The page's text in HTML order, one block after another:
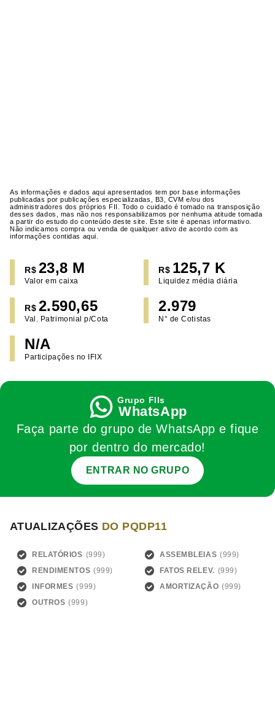
As informações e dados aqui apresentados tem por base informações
publicadas por publicações especializadas, B3, CVM e/ou dos
administradores dos próprios FII. Todo o cuidado é tomado na transposição
desses dados, mas não nos responsabilizamos por nenhuma atitude tomada
a partir do estudo do conteúdo deste site. Este site é apenas informativo.
Não indicamos compra ou venda de qualquer ativo de acordo com as
informações contidas aqui.
R$ 23,8 M
Valor em caixa
R$ 125,7 K
Liquidez média diária
R$ 2.590,65
Val. Patrimonial p/Cota
2.979
N° de Cotistas
N/A
Participações no IFIX
WhatsApp
Faça parte do grupo de WhatsApp e fique
por dentro do mercado!
ENTRAR NO GRUPO
ATUALIZAÇÕES DO PQDP11
RELATÓRIOS
ASSEMBLEIAS
RENDIMENTOS
FATOS RELEV.
INFORMES
AMORTIZAÇÃO
OUTROS